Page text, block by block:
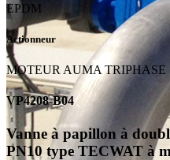
EPDM
Actionneur
MOTEUR AUMA TRIPHASE
VP4208-B04
Vanne à papillon à
PN10 type TECWAT à